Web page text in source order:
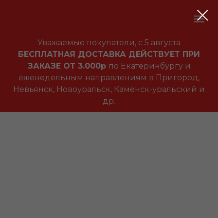
Уважаемые покупатели, с 5 августа
БЕСПЛАТНАЯ ДОСТАВКА ДЕЙСТВУЕТ ПРИ
ЗАКАЗЕ ОТ 3.000р по Екатеринбургу и
еженедельным направлениям в Пригород,
Невьянск, Новоуральск, Каменск-уральский и
др.